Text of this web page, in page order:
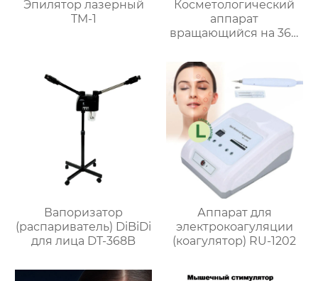
Эпилятор лазерный
TM-1
Косметологический
аппарат
вращающийся на 360
ролик для
антицеллюлитного
массажа
9D,Облегчите боль в
теле, расслабьте
мышцы, сбросьте вес
FK-15
Вапоризатор
(распариватель) DiBiDi
для лица DT-368B
Аппарат для
электрокоагуляции
(коагулятор) RU-1202